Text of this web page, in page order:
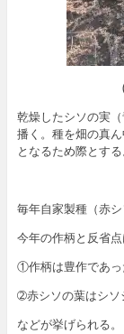
乾燥したシソの実
播く。種を畑の真
となるため際とする
毎年自家製種（赤
今年の作柄と反省
①作柄は豊作であっ
➁赤シソの葉はシソ
などが挙げられる。